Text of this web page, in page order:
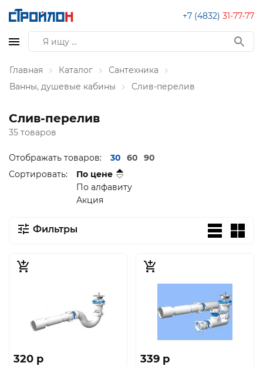
+7 (4832) 31-77-77
Главная Каталог
Сантехника
Ванны, душевые кабины
Слив-перелив
Слив-перелив
35 товаров
Отображать товаров: 30 60
90
Сортировать:
По цене
По алфавиту
Акция
Фильтры
320 p 339 p